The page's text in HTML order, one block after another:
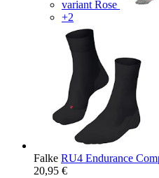
variant Rose
+2
Falke RU4 Endurance
20,95 €